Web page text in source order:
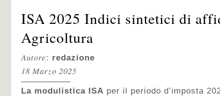
ISA 2025 Indici sintetici di
Agricoltura
Autore: redazione
18 Marzo 2025
La modulistica ISA per il periodo d’imposta